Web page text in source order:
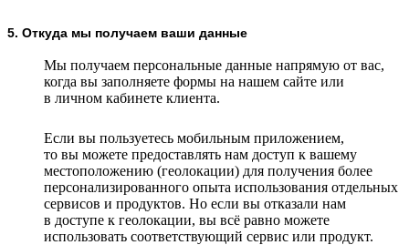
5. Откуда мы получаем ваши данные
Мы получаем персональные данные напрямую от вас,
когда вы заполняете формы на нашем сайте или
в личном кабинете клиента.
Если вы пользуетесь мобильным приложением,
то вы можете предоставлять нам доступ к вашему
местоположению (геолокации) для получения более
персонализированного опыта использования отдельных
сервисов и продуктов. Но если вы отказали нам
в доступе к геолокации, вы всё равно можете
использовать соответствующий сервис или продукт.